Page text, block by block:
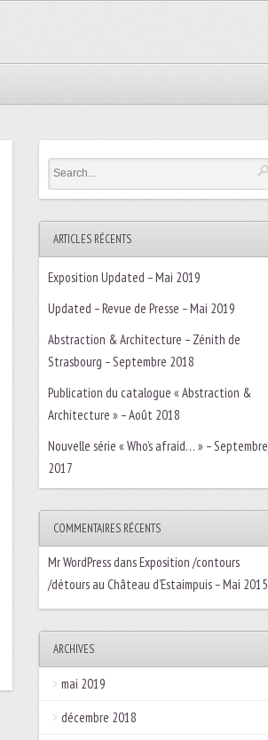
ARTICLES RÉCENTS
Exposition Updated – Mai 2019
Updated – Revue de Presse – Mai 2019
Abstraction & Architecture – Zénith de
Strasbourg – Septembre 2018
Publication du catalogue « Abstraction &
Architecture » – Août 2018
Nouvelle série « Who’s afraid… » – Septembre
2017
COMMENTAIRES RÉCENTS
Mr WordPressdansExposition /contours
/détours au Château d’Estaimpuis – Mai 2015
ARCHIVES
mai 2019
décembre 2018